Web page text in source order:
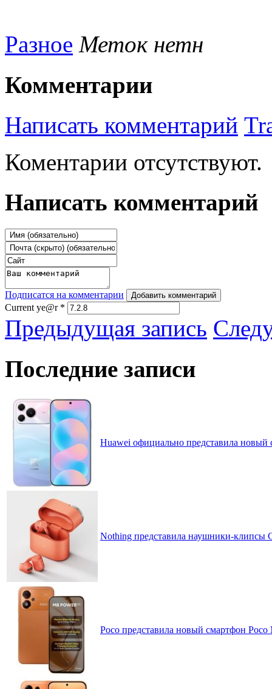
Разное Меток нетн
Комментарии
Написать комментарий
Коментарии отсутствуют.
Написать комментарий
Подписатся на комментарии Добавить комментарий
Current ye@r *
Предыдущая запись
Последние записи
Huawei официально представила
Nothing представила наушники-клипсы
Poco представила новый смартфон